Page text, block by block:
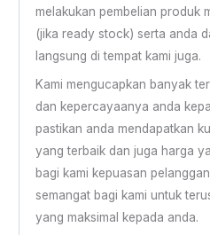
melakukan pembelian produk
(jika ready stock) serta anda
langsung di tempat kami juga.
Kami mengucapkan banyak
dan kepercayaanya anda
pastikan anda mendapatkan
yang terbaik dan juga harga
bagi kami kepuasan
semangat bagi kami untuk
yang maksimal kepada anda.